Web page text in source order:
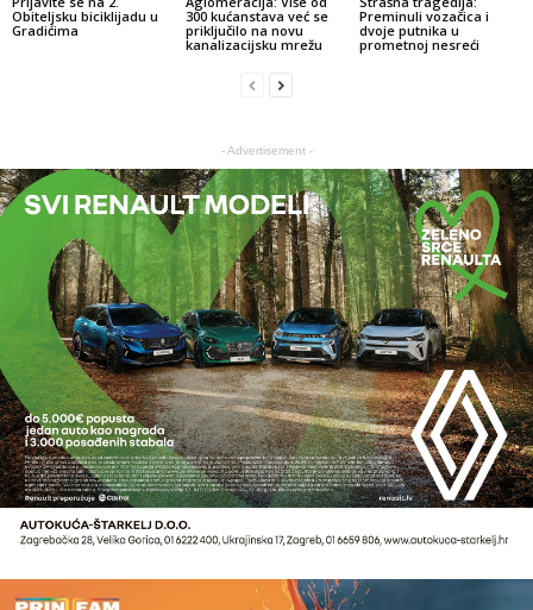
Obiteljsku biciklijadu u
Gradićima
300 kućanstava već se
priključilo na novu
kanalizacijsku mrežu
Preminuli vozačica i
dvoje putnika u
prometnoj nesreći
- Advertisement -